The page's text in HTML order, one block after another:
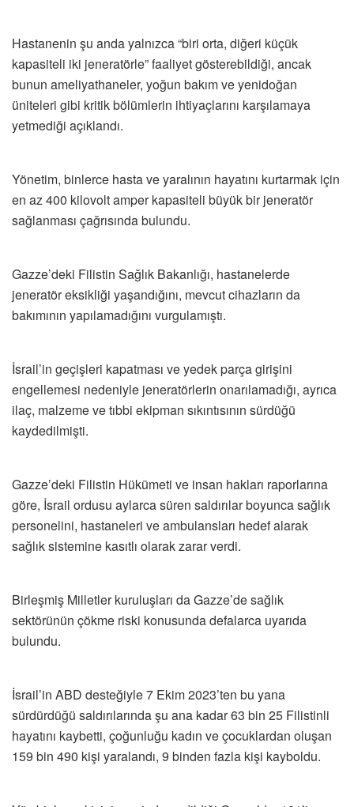
Hastanenin şu anda yalnızca “biri orta, diğeri küçük
kapasiteli iki jeneratörle” faaliyet gösterebildiği, ancak
bunun ameliyathaneler, yoğun bakım ve yenidoğan
üniteleri gibi kritik bölümlerin ihtiyaçlarını karşılamaya
yetmediği açıklandı.
Yönetim, binlerce hasta ve yaralının hayatını kurtarmak için
en az 400 kilovolt amper kapasiteli büyük bir jeneratör
sağlanması çağrısında bulundu.
Gazze’deki Filistin Sağlık Bakanlığı, hastanelerde
jeneratör eksikliği yaşandığını, mevcut cihazların da
bakımının yapılamadığını vurgulamıştı.
İsrail’in geçişleri kapatması ve yedek parça girişini
engellemesi nedeniyle jeneratörlerin onarılamadığı, ayrıca
ilaç, malzeme ve tıbbi ekipman sıkıntısının sürdüğü
kaydedilmişti.
Gazze’deki Filistin Hükümeti ve insan hakları raporlarına
göre, İsrail ordusu aylarca süren saldırılar boyunca sağlık
personelini, hastaneleri ve ambulansları hedef alarak
sağlık sistemine kasıtlı olarak zarar verdi.
Birleşmiş Milletler kuruluşları da Gazze’de sağlık
sektörünün çökme riski konusunda defalarca uyarıda
bulundu.
İsrail’in ABD desteğiyle 7 Ekim 2023’ten bu yana
sürdürdüğü saldırılarında şu ana kadar 63 bin 25 Filistinli
hayatını kaybetti, çoğunluğu kadın ve çocuklardan oluşan
159 bin 490 kişi yaralandı, 9 binden fazla kişi kayboldu.